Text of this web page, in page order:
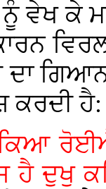
ਵੇਖ ਕੇ
ਦਾ
ਕਰਦੀ ਹੈ:
ਹੈ ਦੁਖੁ